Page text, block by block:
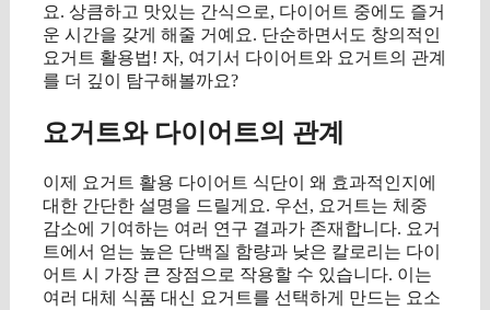
요. 상큼하고 맛있는 간식으로, 다이어트 중에도 즐거
운 시간을 갖게 해줄 거예요. 단순하면서도 창의적인
요거트 활용법! 자, 여기서 다이어트와 요거트의 관계
를 더 깊이 탐구해볼까요?
요거트와 다이어트의 관계
이제 요거트 활용 다이어트 식단이 왜 효과적인지에
대한 간단한 설명을 드릴게요. 우선, 요거트는 체중
감소에 기여하는 여러 연구 결과가 존재합니다. 요거
트에서 얻는 높은 단백질 함량과 낮은 칼로리는 다이
어트 시 가장 큰 장점으로 작용할 수 있습니다. 이는
여러 대체 식품 대신 요거트를 선택하게 만드는 요소